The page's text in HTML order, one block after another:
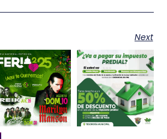
Next